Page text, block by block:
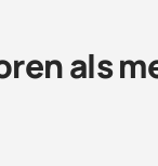
als